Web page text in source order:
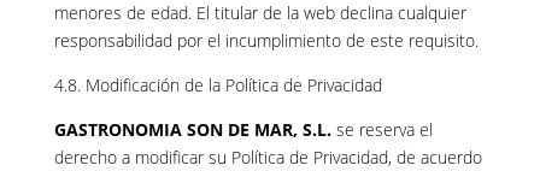
menores de edad. El titular de la web declina cualquier
responsabilidad por el incumplimiento de este requisito.
4.8. Modificación de la Política de Privacidad
GASTRONOMIA SON DE MAR, S.L. se reserva el
derecho a modificar su Política de Privacidad, de acuerdo